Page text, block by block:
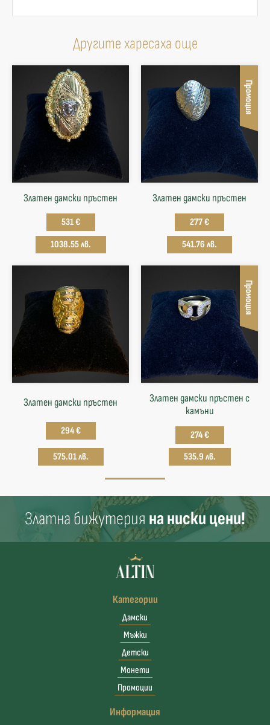
Другите харесаха още
Златен дамски пръстен
531 €
1038.55 лв.
Промоция
Златен дамски пръстен
277 €
541.76 лв.
Златен дамски пръстен
294 €
575.01 лв.
Промоция
Златен дамски пръстен с
камъни
274 €
535.9 лв.
Златна бижутерия на ниски цени!
Категории
Дамски
Мъжки
Детски
Монети
Промоции
Информация